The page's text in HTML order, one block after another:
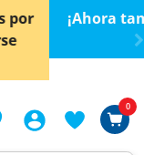
Daclic aquí
0